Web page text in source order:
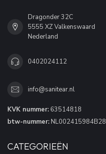
Dragonder 32C
5555 XZ Valkenswaard
Nederland
0402024112
info@sanitear.nl
KVK nummer: 63514818
btw-nummer: NL002415984B28
CATEGORIEËN